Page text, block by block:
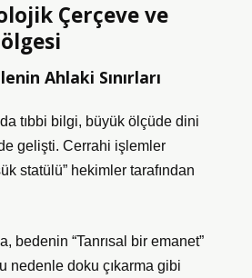
Çerçeve ve
Ahlaki Sınırları
tıbbi bilgi, büyük ölçüde dini
gelişti. Cerrahi işlemler
statülü” hekimler tarafından
bedenin “Tanrısal bir emanet”
nedenle doku çıkarma gibi